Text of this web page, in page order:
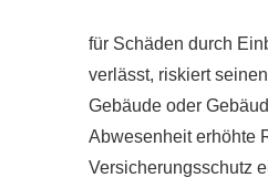
für Schäden durch
verlässt, riskiert
Gebäude oder
Abwesenheit erhöhte
Versicherungsschutz